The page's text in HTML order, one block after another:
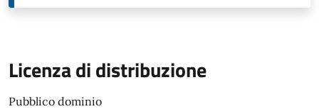
Licenza di distribuzione
Pubblico dominio